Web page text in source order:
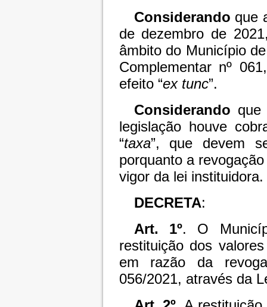
Considerando que
de dezembro de
âmbito do Município
Complementar nº
efeito “ex tunc”.
Considerando que
legislação houve
“taxa”, que devem
porquanto a
vigor da lei instituidora.
DECRETA:
Art. 1º. O
restituição dos
em razão da
056/2021, através da